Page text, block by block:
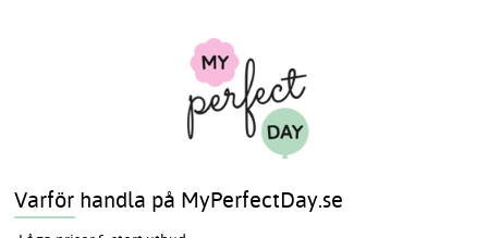
Varför handla på MyPerfectDay.se